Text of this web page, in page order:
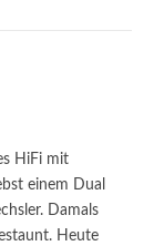
HiFi mit
einem Dual
Damals
Heute